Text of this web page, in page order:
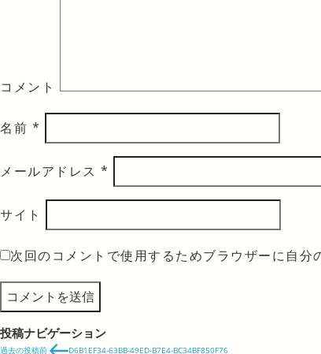
コメント
名前 *
メールアドレス *
サイト
次回のコメントで使用するためブラウザーに自分
投稿ナビゲーション
過去の投稿前 D6B1EF34-63BB-49ED-B7E4-BC34BF850F76